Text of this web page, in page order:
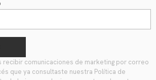
recibir comunicaciones de marketing por correo
que ya consultaste nuestra Política de